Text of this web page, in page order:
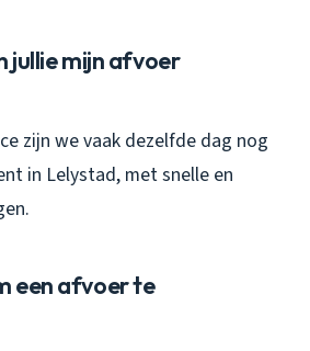
jullie mijn afvoer
zijn we vaak dezelfde dag nog
in Lelystad, met snelle en
een afvoer te